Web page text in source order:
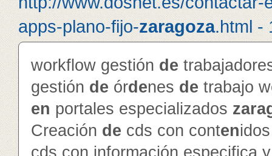
apps-plano-fijo-zaragoza.html -
workflow gestión de
gestión de órdenes de trabajo
en portales especializados
Creación de cds con conten
cds con información especifica